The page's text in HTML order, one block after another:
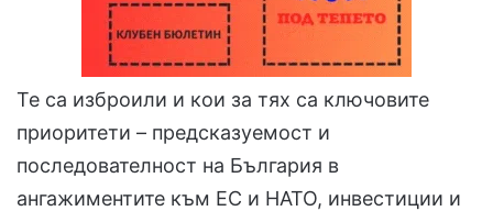
Те са изброили и кои за тях са ключовите
приоритети – предсказуемост и
последователност на България в
ангажиментите към ЕС и НАТО, инвестиции и